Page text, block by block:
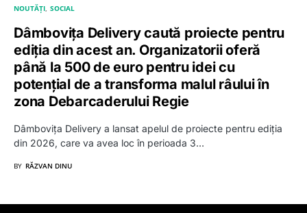
NOUTĂȚI SOCIAL
Dâmbovița Delivery caută proiecte pentru
ediția din acest an. Organizatorii oferă
până la 500 de euro pentru idei cu
potențial de a transforma malul râului în
zona Debarcaderului Regie
Dâmbovița Delivery a lansat apelul de proiecte pentru ediția
din 2026, care va avea loc în perioada 3…
BY RĂZVAN DINU